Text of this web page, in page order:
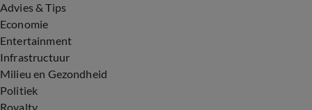
Advies & Tips
Economie
Entertainment
Infrastructuur
Milieu en Gezondheid
Politiek
Royalty